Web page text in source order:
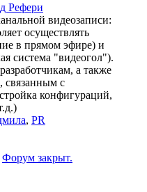
Рефери
видеозаписи:
осуществлять
в прямом эфире) и
система "видеогол").
а также
связанным с
конфигураций,
, PR
Форум закрыт.